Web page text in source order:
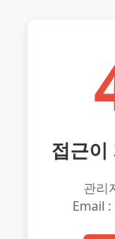
접근이
관리
Email